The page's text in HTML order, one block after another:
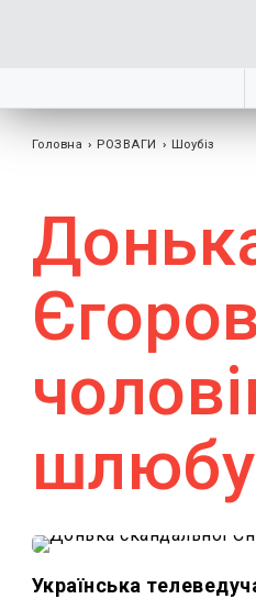
Головна › РОЗВАГИ › Шоубiз
шлюбу
Українська